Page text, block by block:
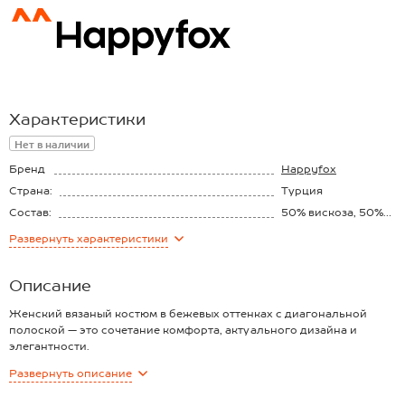
Характеристики
Нет в наличии
Бренд
Happyfox
Страна:
Турция
Состав:
50% вискоза, 50%
Материал:
Развернуть характеристики
Описание
Женский вязаный костюм в бежевых оттенках с диагональной
полоской — это сочетание комфорта, актуального дизайна и
элегантности.
— мягкий трикотаж с вискозой и нейлоном — приятный к телу,
Развернуть описание